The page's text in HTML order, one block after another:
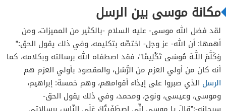
مواجهة موسى لفرعون
مواجهة موسى للسَّحَرة
حادثة شق البحر وغرق فرعون
قصة موسى والسامري
قوم موسى والبقرة
قصة موسى والخضر
مكانة موسى بين الرسل
لقد فضل الله موسى- عليه السلام -بالكثير من المميزات، ومن
أهمها: أن الله- عز وجل- اختصّه بتكليمه، وفي ذلك يقول الحق:”
وَكَلَّمَ اللَّـهُ مُوسَى تَكْلِيمًا”، فقد اصطفاه الله برسالته وبكلامه، كما
أنه كان من أولي العزم من الرُّسُل، والمقصود بأولي العزم هم
الرسل الذي صبروا على إيذاء أقوامهم، وهم خمسة: إبراهيم،
وموسى، وعيسى، ونوح، ومحمد، وفي ذلك يقول الحق-